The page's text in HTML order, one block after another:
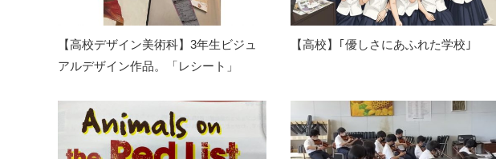
【高校デザイン美術科】3年生ビジュ
アルデザイン作品。「レシート」
【高校】｢優しさにあふれた学校｣